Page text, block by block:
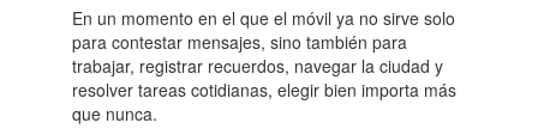
En un momento en el que el móvil ya no sirve solo
para contestar mensajes, sino también para
trabajar, registrar recuerdos, navegar la ciudad y
resolver tareas cotidianas, elegir bien importa más
que nunca.